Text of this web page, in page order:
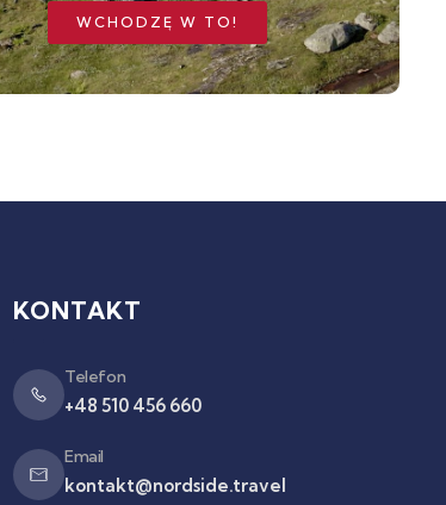
WCHODZĘ W TO!
KONTAKT
Telefon
+48 510 456 660
Email
kontakt@nordside.travel